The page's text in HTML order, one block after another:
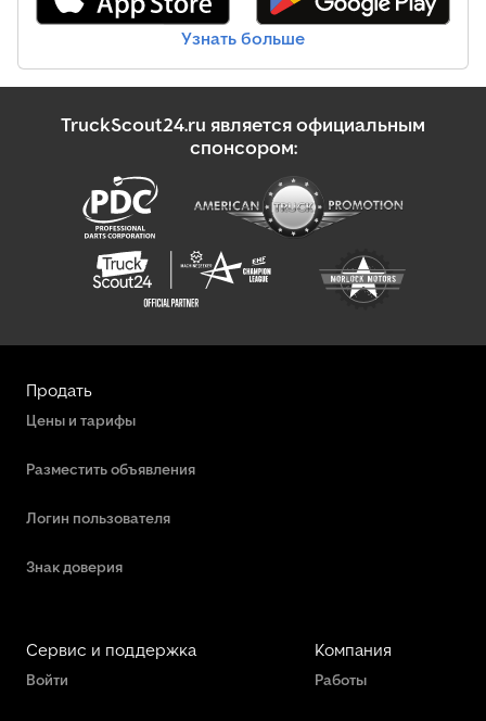
Узнать больше
TruckScout24.ru является официальным
спонсором:
Продать
Цены и тарифы
Разместить объявления
Логин пользователя
Знак доверия
Сервис и поддержка
Войти
Компания
Работы